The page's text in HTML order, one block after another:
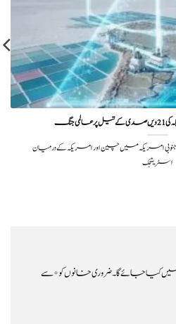
جنگ
مثلث جنوبی امریکہ میں چین اور امریکہ کے درمیان
اسٹریٹجک
کیا جائے گا۔ضروری خانوں کو*سے